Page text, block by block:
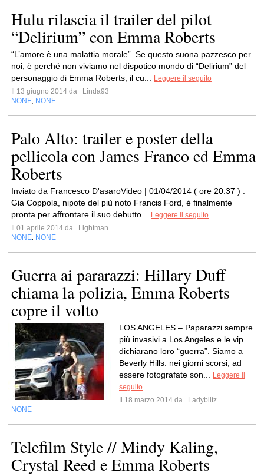
Hulu rilascia il trailer del pilot
“Delirium” con Emma Roberts
“L’amore è una malattia morale”. Se questo suona pazzesco per
noi, è perché non viviamo nel dispotico mondo di “Delirium” del
personaggio di Emma Roberts, il cu...
Leggere il seguito
Il 13 giugno 2014 da
Linda93
NONE NONE
Palo Alto: trailer e poster della
pellicola con James Franco ed Emma
Roberts
Inviato da Francesco D'asaroVideo | 01/04/2014 ( ore 20:37 ) :
Gia Coppola, nipote del più noto Francis Ford, è finalmente
pronta per affrontare il suo debutto...
Leggere il seguito
Il 01 aprile 2014 da
Lightman
NONE NONE
Guerra ai pararazzi: Hillary Duff
chiama la polizia, Emma Roberts
copre il volto
LOS ANGELES – Paparazzi sempre
più invasivi a Los Angeles e le vip
dichiarano loro “guerra”. Siamo a
Beverly Hills: nei giorni scorsi, ad
essere fotografate son...
Leggere il
seguito
Il 18 marzo 2014 da
Ladyblitz
NONE
Telefilm Style // Mindy Kaling,
Crystal Reed e Emma Roberts